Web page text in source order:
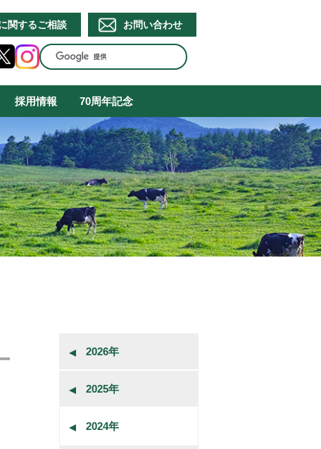
関するご相談 お問い合わせ
採用情報 70周年記念
2026年
2025年
2024年